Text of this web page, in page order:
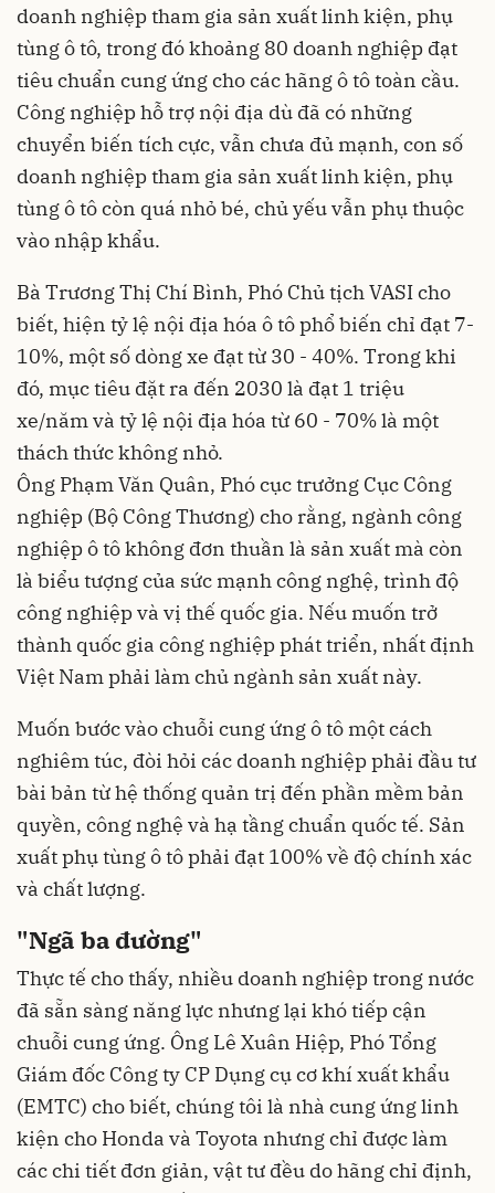
doanh nghiệp tham gia sản xuất linh kiện, phụ
tùng ô tô, trong đó khoảng 80 doanh nghiệp đạt
tiêu chuẩn cung ứng cho các hãng ô tô toàn cầu.
Công nghiệp hỗ trợ nội địa dù đã có những
chuyển biến tích cực, vẫn chưa đủ mạnh, con số
doanh nghiệp tham gia sản xuất linh kiện, phụ
tùng ô tô còn quá nhỏ bé, chủ yếu vẫn phụ thuộc
vào nhập khẩu.
Bà Trương Thị Chí Bình, Phó Chủ tịch VASI cho
biết, hiện tỷ lệ nội địa hóa ô tô phổ biến chỉ đạt 7-
10%, một số dòng xe đạt từ 30 - 40%. Trong khi
đó, mục tiêu đặt ra đến 2030 là đạt 1 triệu
xe/năm và tỷ lệ nội địa hóa từ 60 - 70% là một
thách thức không nhỏ.
Ông Phạm Văn Quân, Phó cục trưởng Cục Công
nghiệp (Bộ Công Thương) cho rằng, ngành công
nghiệp ô tô không đơn thuần là sản xuất mà còn
là biểu tượng của sức mạnh công nghệ, trình độ
công nghiệp và vị thế quốc gia. Nếu muốn trở
thành quốc gia công nghiệp phát triển, nhất định
Việt Nam phải làm chủ ngành sản xuất này.
Muốn bước vào chuỗi cung ứng ô tô một cách
nghiêm túc, đòi hỏi các doanh nghiệp phải đầu tư
bài bản từ hệ thống quản trị đến phần mềm bản
quyền, công nghệ và hạ tầng chuẩn quốc tế. Sản
xuất phụ tùng ô tô phải đạt 100% về độ chính xác
và chất lượng.
"Ngã ba đường"
Thực tế cho thấy, nhiều doanh nghiệp trong nước
đã sẵn sàng năng lực nhưng lại khó tiếp cận
chuỗi cung ứng. Ông Lê Xuân Hiệp, Phó Tổng
Giám đốc Công ty CP Dụng cụ cơ khí xuất khẩu
(EMTC) cho biết, chúng tôi là nhà cung ứng linh
kiện cho Honda và Toyota nhưng chỉ được làm
các chi tiết đơn giản, vật tư đều do hãng chỉ định,